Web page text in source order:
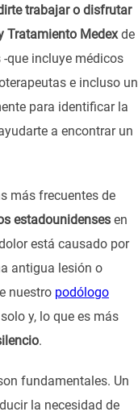
trabajar o disfrutar
Tratamiento Medexde
-que incluye médicos
e incluso un
para identificar la
a encontrar un
más frecuentes de
estadounidenses en
está causado por
antigua lesión o
nuestro podólogo
y, lo que es más
.
fundamentales. Un
la necesidad de